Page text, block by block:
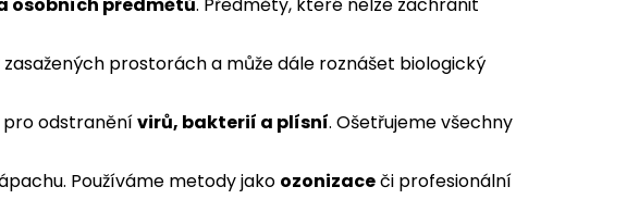
prostorách a může dále roznášet biologický
odstraněnívirů, bakterií a plísní. Ošetřujeme všechny
Používáme metody jako ozonizaceči profesionální